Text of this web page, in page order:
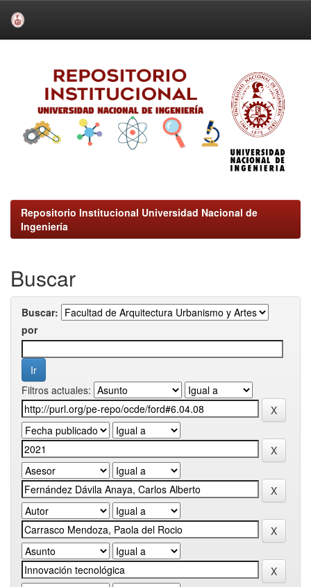
Repositorio Institucional Universidad Nacional de
Ingeniería
Buscar
Buscar:
por
Filtros actuales: